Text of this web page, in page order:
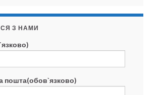
З НАМИ
пошта(обов`язково)